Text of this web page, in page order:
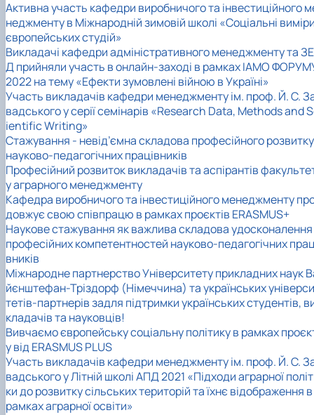
Активна участь кафедри виробничого та інвестиційного
неджменту в Міжнародній зимовій школі «Соціальні
європейських студій»
Викладачі кафедри адміністративного менеджменту та ЗЕ
Д прийняли участь в онлайн-заході в рамках IAMO
2022 на тему «Ефекти зумовлені війною в Україні»
Участь викладачів кафедри менеджменту ім. проф. Й. С.
вадського у серії семінарів «Research Data, Methods and
ientific Writing»
Стажування - невід’ємна складова професійного розвитку
науково-педагогічних працівників
Професійний розвиток викладачів та аспірантів
у аграрного менеджменту
Кафедра виробничого та інвестиційного менеджменту
довжує свою співпрацю в рамках проєктів ERASMUS+
Наукове стажування як важлива складова удосконалення
професійних компетентностей науково-педагогічних
вників
Міжнародне партнерство Університету прикладних наук
йєнштефан-Тріздорф (Німеччина) та українських універси
тетів-партнерів задля підтримки українських студентів,
кладачів та науковців!
Вивчаємо європейську соціальну політику в рамках
у від ERASMUS PLUS
Участь викладачів кафедри менеджменту ім. проф. Й. С.
вадського у Літній школі АПД 2021 «Підходи аграрної
ки до розвитку сільських територій та їхнє відображення в
рамках аграрної освіти»